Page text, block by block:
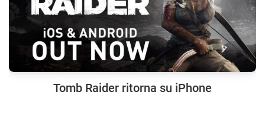
Tomb Raider ritorna su iPhone